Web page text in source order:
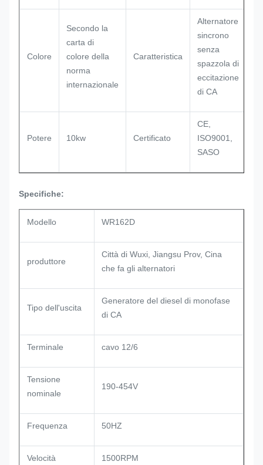
Colore
Secondo la
carta di
colore della
norma
internazionale
Caratteristica
Alternatore
sincrono
senza
spazzola di
eccitazione
di CA
Potere 10kw Certificato
CE,
ISO9001,
SASO
Specifiche:
Modello WR162D
produttore
Città di Wuxi, Jiangsu Prov, Cina
che fa gli alternatori
Tipo dell'uscita
Generatore del diesel di monofase
di CA
Terminale cavo 12/6
Tensione
nominale
190-454V
Frequenza 50HZ
Velocità 1500RPM